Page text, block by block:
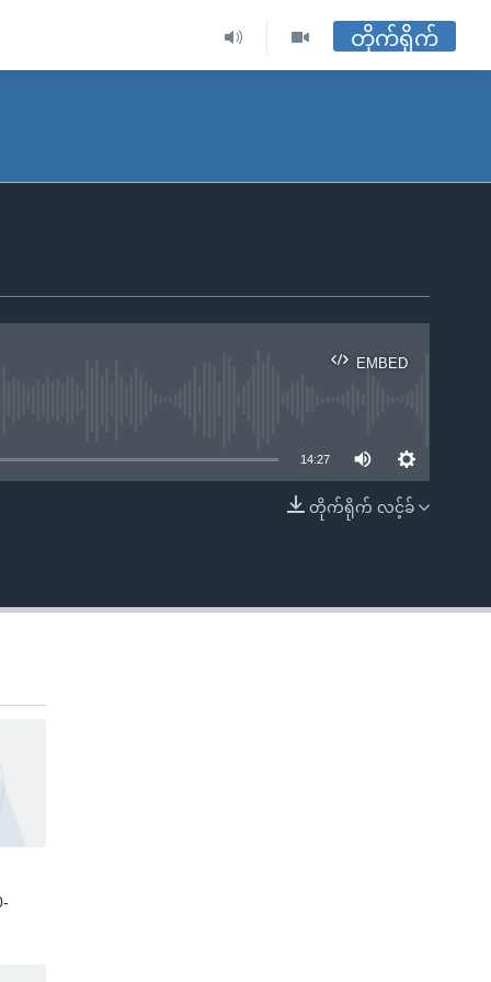
တိုက်ရိုက်
EMBED
EMBED
14:27
တိုက်ရိုက် လင့်ခ်